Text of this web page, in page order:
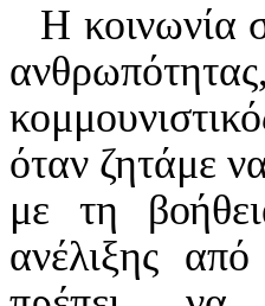
Η κοινωνία
όταν ζητάμε
με τη
ανέλιξης